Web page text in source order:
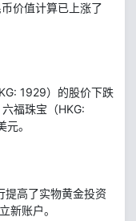
价值计算已上涨了
1929）的股价下跌
福珠宝（HKG:
。
提高了实物黄金投资
新账户。